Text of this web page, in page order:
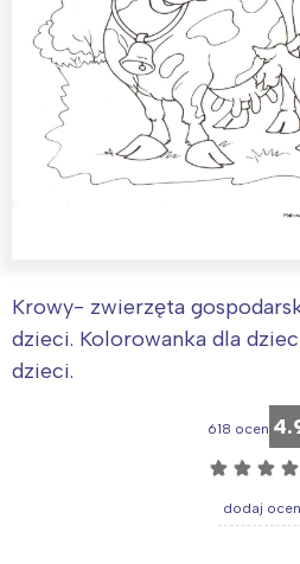
Krowy- zwierzęta
dzieci. Kolorowanka dla
dzieci.
618 ocen
☆ ☆ ☆ ☆
dodaj